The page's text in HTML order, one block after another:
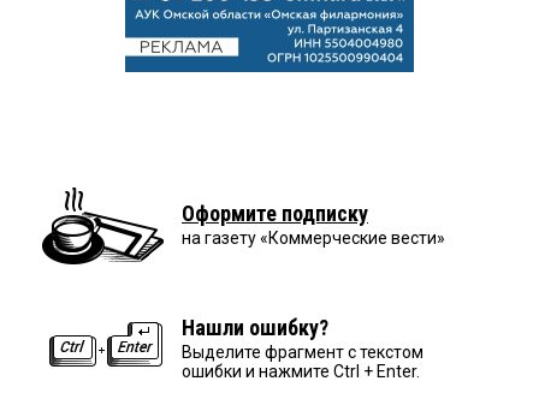
Оформите подписку
на газету «Коммерческие вести»
Нашли ошибку?
Выделите фрагмент с текстом
ошибки и нажмите Ctrl + Enter.